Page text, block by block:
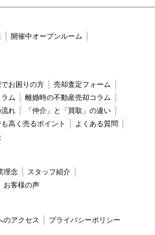
開催中オープンルーム
お困りの方
売却査定フォーム
ム
離婚時の不動産売却コラム
れ
「仲介」と「買取」の違い
高く売るポイント
よくある質問
理念
スタッフ紹介
お客様の声
のアクセス プライバシーポリシー